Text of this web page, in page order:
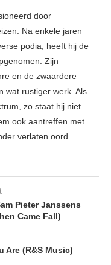
door
Na enkele jaren
podia, heeft hij de
Zijn
en de zwaardere
wat rustiger werk. Als
zo staat hij niet
ook aantreffen met
verlaten oord.
Pieter Janssens
Came Fall)
Are (R&S Music)